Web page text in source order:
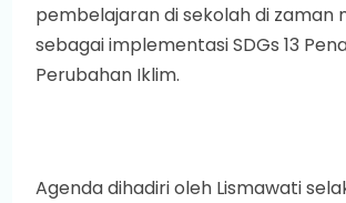
pembelajaran di sekolah di zaman
sebagai implementasi SDGs 13
Perubahan Iklim.
Agenda dihadiri oleh Lismawati